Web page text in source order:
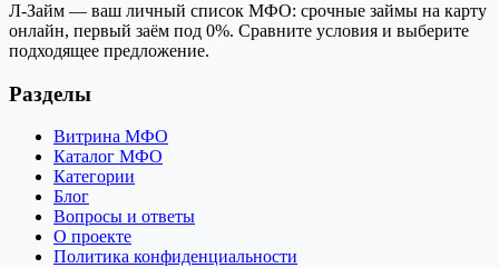
Л-Займ — ваш личный список МФО: срочные займы на карту
онлайн, первый заём под 0%. Сравните условия и выберите
подходящее предложение.
Разделы
Витрина МФО
Каталог МФО
Категории
Блог
Вопросы и ответы
О проекте
Политика конфиденциальности